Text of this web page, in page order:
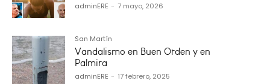
adminERE - 7 mayo, 2026
San Martín
Vandalismo en Buen Orden y en
Palmira
adminERE - 17 febrero, 2025